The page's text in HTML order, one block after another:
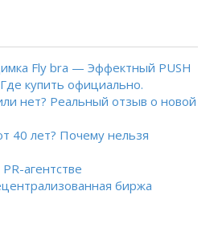
Fly bra — Эффектный PUSH
купить официально.
нет? Реальный отзыв о новой
40 лет? Почему нельзя
агентстве
биржа